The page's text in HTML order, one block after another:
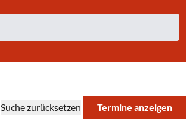
Suche zurücksetzen Termine anzeigen